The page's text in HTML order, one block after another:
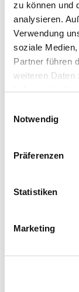
zu können und
analysieren.
Verwendung
soziale
Partner führen
weiteren Daten
haben oder die
Notwendig
Präferenzen
Statistiken
Marketing
Gut zu
Infos siehe
Organisation
Christine Post
In der